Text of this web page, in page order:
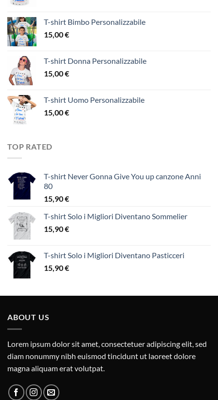
T-shirt Bimbo Personalizzabile
15,00€
T-shirt Donna Personalizzabile
15,00€
T-shirt Uomo Personalizzabile
15,00€
TOP RATED
T-shirt Never Gonna Give You up canzone Anni
80
15,90€
T-shirt Solo i Migliori Diventano Sommelier
15,90€
T-shirt Solo i Migliori Diventano Pasticceri
15,90€
ABOUT US
Lorem ipsum dolor sit amet, consectetuer adipiscing elit, sed
diam nonummy nibh euismod tincidunt ut laoreet dolore
magna aliquam erat volutpat.